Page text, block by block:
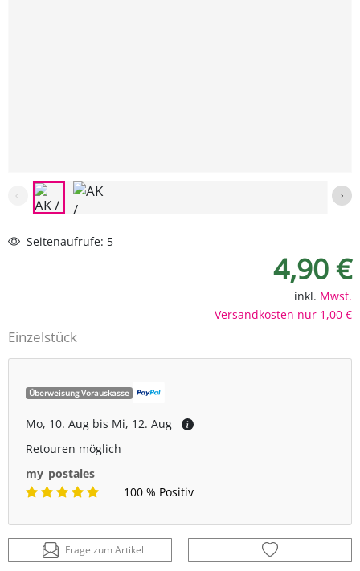
Seitenaufrufe: 5
4,90 €
inkl. Mwst.
Versandkosten nur 1,00 €
Einzelstück
Überweisung Vorauskasse
Mo, 10. Aug bis Mi, 12. Aug
Retouren möglich
my_postales
100 % Positiv
Frage zum Artikel